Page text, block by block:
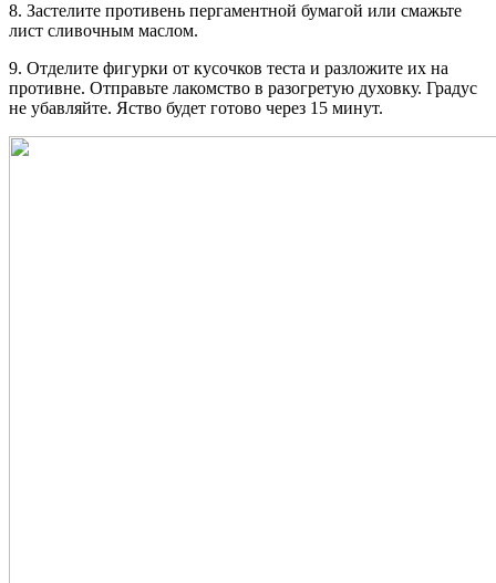
8. Застелите противень пергаментной бумагой или смажьте
лист сливочным маслом.
9. Отделите фигурки от кусочков теста и разложите их на
противне. Отправьте лакомство в разогретую духовку. Градус
не убавляйте. Яство будет готово через 15 минут.